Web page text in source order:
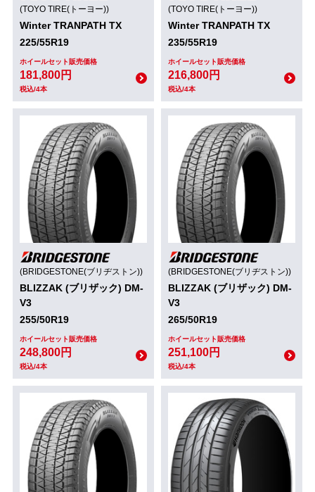
(TOYO TIRE(トーヨー))
Winter TRANPATH TX
225/55R19
ホイールセット販売価格
181,800円
税込/4本
(TOYO TIRE(トーヨー))
Winter TRANPATH TX
235/55R19
ホイールセット販売価格
216,800円
税込/4本
(BRIDGESTONE(ブリヂストン))
BLIZZAK (ブリザック) DM-
V3
255/50R19
ホイールセット販売価格
248,800円
税込/4本
(BRIDGESTONE(ブリヂストン))
BLIZZAK (ブリザック) DM-
V3
265/50R19
ホイールセット販売価格
251,100円
税込/4本